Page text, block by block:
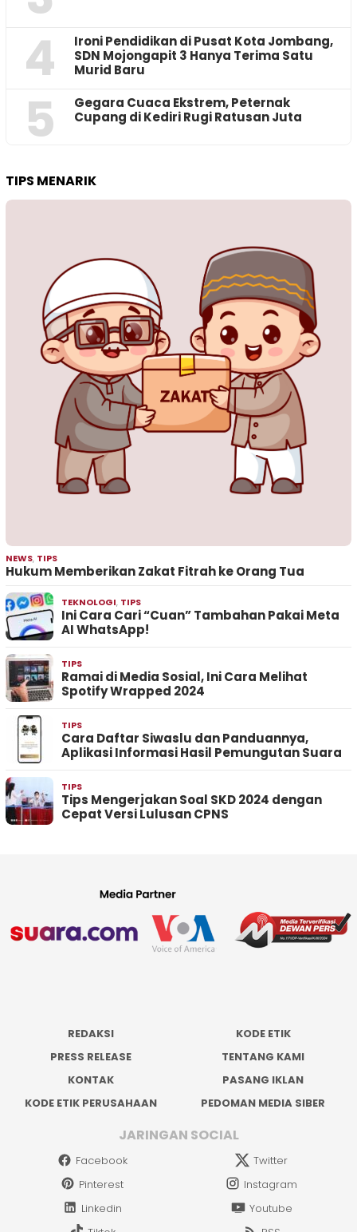
4
Ironi Pendidikan di Pusat Kota Jombang,
SDN Mojongapit 3 Hanya Terima Satu
Murid Baru
5
‎Gegara Cuaca Ekstrem, Peternak
Cupang di Kediri Rugi Ratusan Juta
TIPS MENARIK
NEWS, TIPS
Hukum Memberikan Zakat Fitrah ke Orang Tua
TEKNOLOGI, TIPS
Ini Cara Cari “Cuan” Tambahan Pakai Meta
AI WhatsApp!
TIPS
Ramai di Media Sosial, Ini Cara Melihat
Spotify Wrapped 2024
TIPS
Cara Daftar Siwaslu dan Panduannya,
Aplikasi Informasi Hasil Pemungutan Suara
TIPS
Tips Mengerjakan Soal SKD 2024 dengan
Cepat Versi Lulusan CPNS
REDAKSI
KODE ETIK
PRESS RELEASE
TENTANG KAMI
KONTAK
PASANG IKLAN
KODE ETIK PERUSAHAAN
PEDOMAN MEDIA SIBER
JARINGAN SOCIAL
Facebook
Twitter
Pinterest
Instagram
Linkedin
Youtube